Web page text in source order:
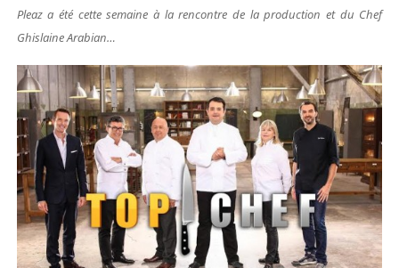
Pleaz a été cette semaine à la rencontre de la production et du Chef
Ghislaine Arabian…